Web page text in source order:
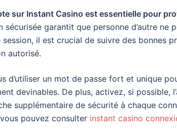
sur Instant Casino est essentielle pour
sécurisée garantit que personne d’autre ne
session, il est crucial de suivre des bonnes
autorisé.
d’utiliser un mot de passe fort et unique
devinables. De plus, activez, si possible,
supplémentaire de sécurité à chaque
pouvez consulter instant casino